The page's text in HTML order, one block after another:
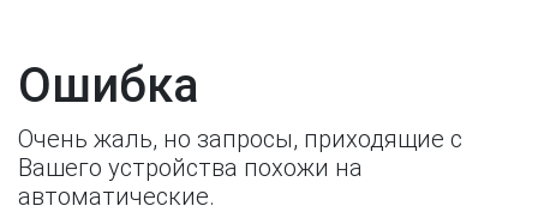
Ошибка
Очень жаль, но запросы, приходящие с
Вашего устройства похожи на
автоматические.